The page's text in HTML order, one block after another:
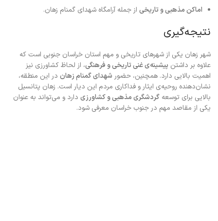
اماکن مذهبی و تاریخی از جمله آرامگاه شهدای گمنام زهان.
نتیجه‌گیری
شهر زهان یکی از شهرهای تاریخی و مهم استان خراسان جنوبی است که
علاوه بر داشتن پیشینه‌ی غنی تاریخی و فرهنگی، از لحاظ کشاورزی نیز
اهمیت بالایی دارد. همچنین، حضور شهدای گمنام زهان در این منطقه،
نشان‌دهنده روحیه‌ی ایثار و فداکاری مردم این دیار است. زهان پتانسیل
بالایی برای توسعه گردشگری مذهبی و کشاورزی دارد و می‌تواند به عنوان
یکی از مقاصد مهم در جنوب خراسان معرفی شود.